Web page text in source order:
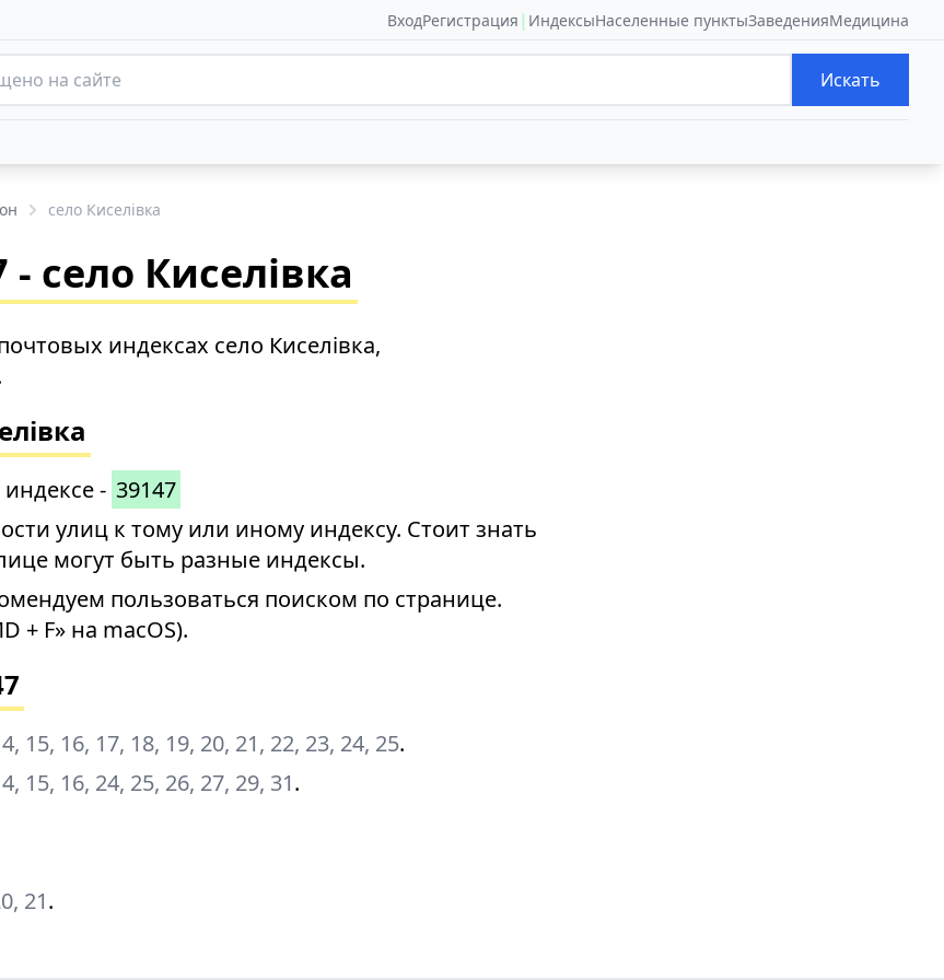
ВходРегистрация | ИндексыНаселенные пунктыЗаведенияМедицина
Искать
село Киселівка
село Киселівка
индексах село Киселівка,
- 39147
улиц к тому или иному индексу. Стоит знать
могут быть разные индексы.
пользоваться поиском по странице.
+ F» на macOS).
15, 16, 17, 18, 19, 20, 21, 22, 23, 24, 25.
15, 16, 24, 25, 26, 27, 29, 31.
21.